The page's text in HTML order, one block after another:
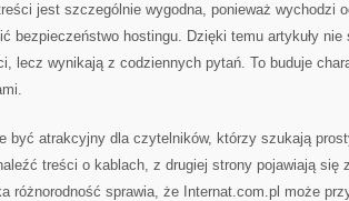
jest szczególnie wygodna, ponieważ wychodzi
bezpieczeństwo hostingu. Dzięki temu artykuły nie
lecz wynikają z codziennych pytań. To buduje
być atrakcyjny dla czytelników, którzy szukają
treści o kablach, z drugiej strony pojawiają się
różnorodność sprawia, że Internat.com.pl może